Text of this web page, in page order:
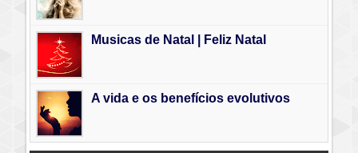
Musicas de Natal | Feliz Natal
A vida e os benefícios evolutivos